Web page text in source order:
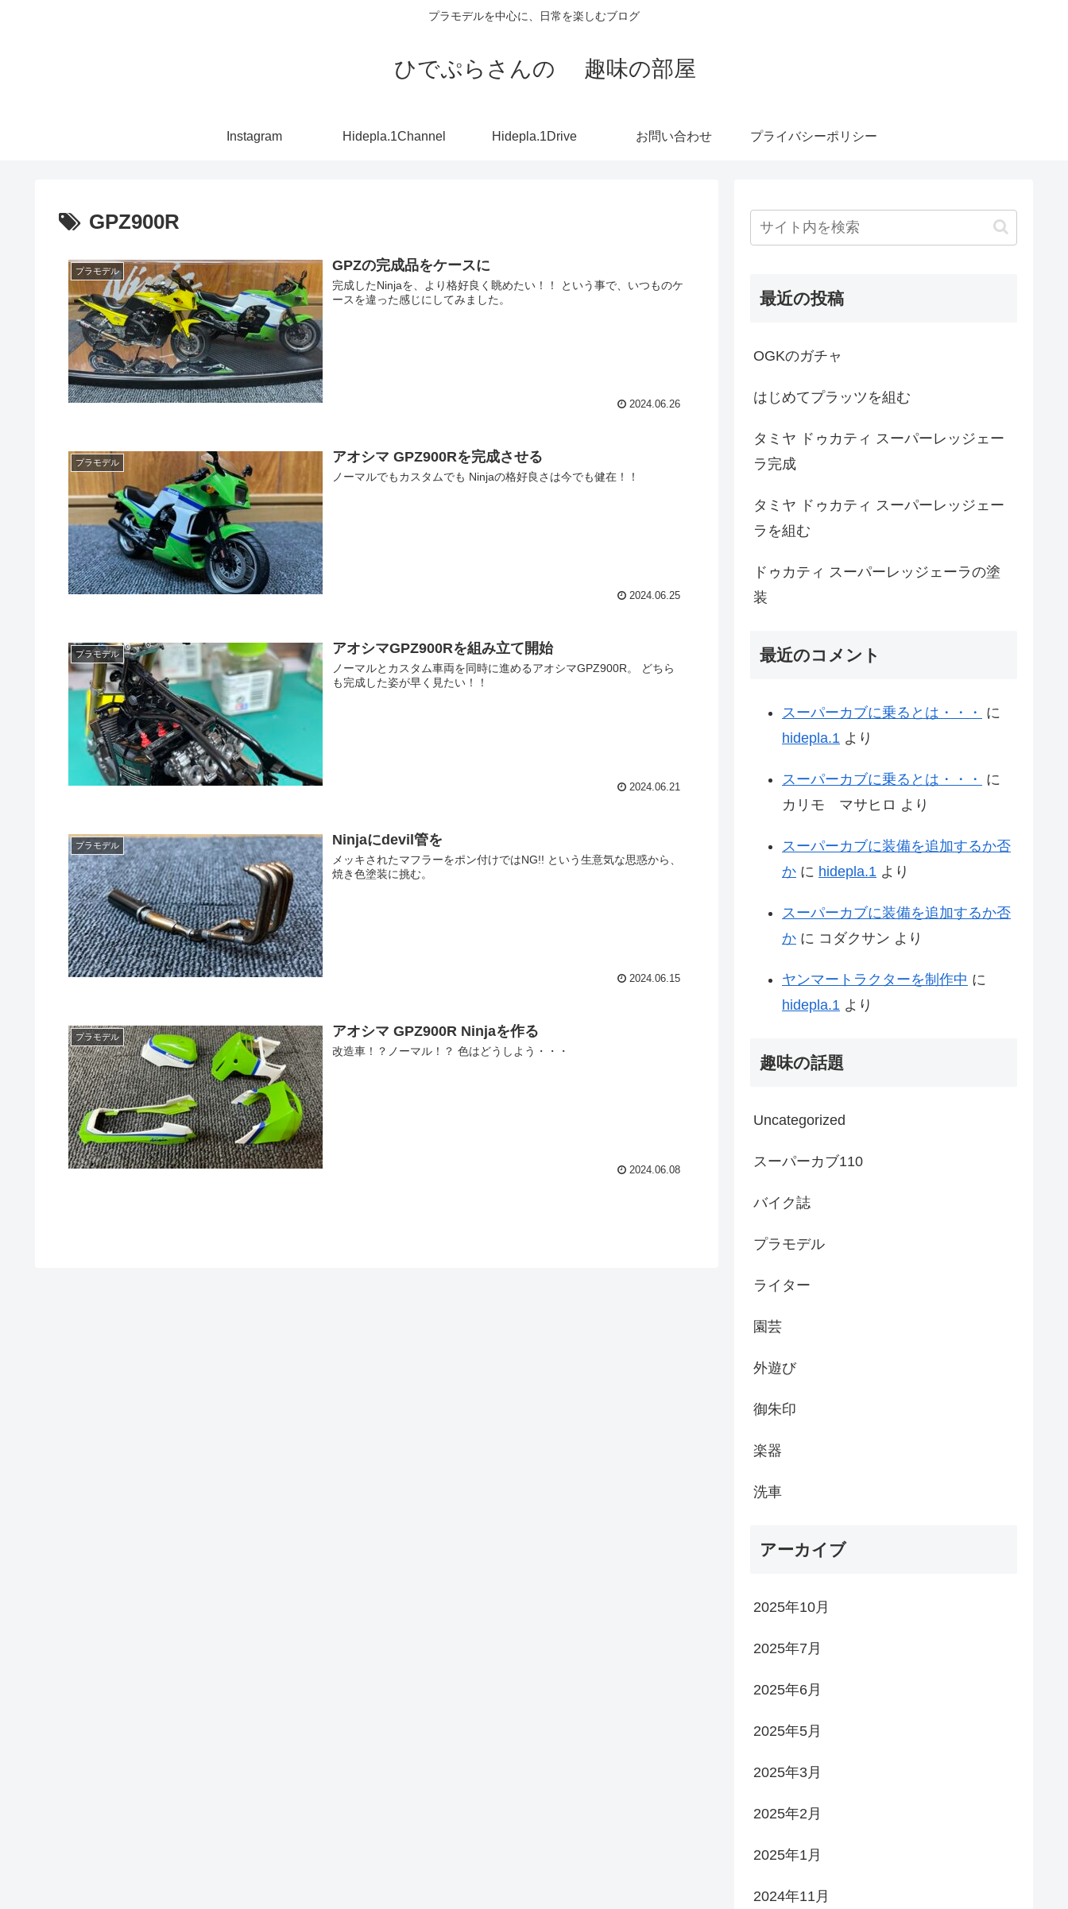
プラモデルを中心に、日常を楽しむブログ
ひでぷらさんの 趣味の部屋
Instagram Hidepla.1Channel Hidepla.1Drive お問い合わせ プライバシーポリシー
GPZ900R
プラモデル GPZの完成品をケースに
完成したNinjaを、より格好良く眺めたい！！ という事で、いつものケ
ースを違った感じにしてみました。
2024.06.26
プラモデル アオシマ GPZ900Rを完成させる
ノーマルでもカスタムでも Ninjaの格好良さは今でも健在！！
2024.06.25
プラモデル アオシマGPZ900Rを組み立て開始
ノーマルとカスタム車両を同時に進めるアオシマGPZ900R。 どちら
も完成した姿が早く見たい！！
2024.06.21
プラモデル Ninjaにdevil管を
メッキされたマフラーをポン付けではNG!! という生意気な思惑から、
焼き色塗装に挑む。
2024.06.15
プラモデル アオシマ GPZ900R Ninjaを作る
改造車！？ノーマル！？ 色はどうしよう・・・
2024.06.08
最近の投稿
OGKのガチャ
はじめてプラッツを組む
タミヤ ドゥカティ スーパーレッジェー
ラ完成
タミヤ ドゥカティ スーパーレッジェー
ラを組む
ドゥカティ スーパーレッジェーラの塗
装
最近のコメント
スーパーカブに乗るとは・・・
に
hidepla.1 より
スーパーカブに乗るとは・・・
に
カリモ マサヒロ より
スーパーカブに装備を追加するか否
か に hidepla.1 より
スーパーカブに装備を追加するか否
か に コダクサン より
ヤンマートラクターを制作中 に
hidepla.1 より
趣味の話題
Uncategorized
スーパーカブ110
バイク誌
プラモデル
ライター
園芸
外遊び
御朱印
楽器
洗車
アーカイブ
2025年10月
2025年7月
2025年6月
2025年5月
2025年3月
2025年2月
2025年1月
2024年11月